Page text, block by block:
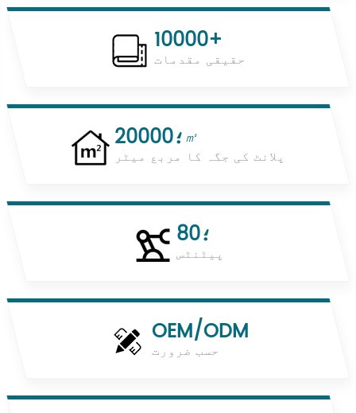
10000+
حقیقی مقدمات
20000؛㎡
پلانٹ کی جگہ کا مربع میٹر
80؛
پیٹنٹس
OEM/ODM
حسب ضرورت